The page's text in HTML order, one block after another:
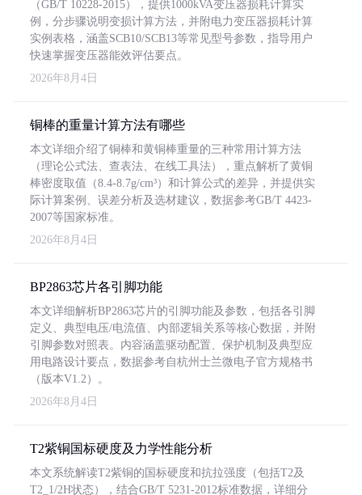
（GB/T 10228-2015），提供1000kVA变压器损耗计算实
例，分步骤说明变损计算方法，并附电力变压器损耗计算
实例表格，涵盖SCB10/SCB13等常见型号参数，指导用户
快速掌握变压器能效评估要点。
2026年8月4日
铜棒的重量计算方法有哪些
本文详细介绍了铜棒和黄铜棒重量的三种常用计算方法
（理论公式法、查表法、在线工具法），重点解析了黄铜
棒密度取值（8.4-8.7g/cm³）和计算公式的差异，并提供实
际计算案例、误差分析及选材建议，数据参考GB/T 4423-
2007等国家标准。
2026年8月4日
BP2863芯片各引脚功能
本文详细解析BP2863芯片的引脚功能及参数，包括各引脚
定义、典型电压/电流值、内部逻辑关系等核心数据，并附
引脚参数对照表。内容涵盖驱动配置、保护机制及典型应
用电路设计要点，数据参考自杭州士兰微电子官方规格书
（版本V1.2）。
2026年8月4日
T2紫铜国标硬度及力学性能分析
本文系统解读T2紫铜的国标硬度和抗拉强度（包括T2及
T2_1/2H状态），结合GB/T 5231-2012标准数据，详细分